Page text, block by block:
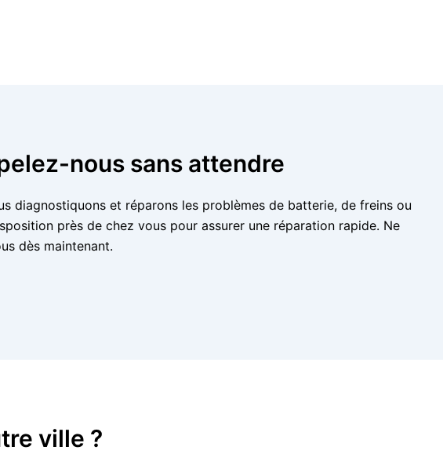
nous sans attendre
diagnostiquons et réparons les problèmes de batterie, de freins ou
près de chez vous pour assurer une réparation rapide. Ne
dès maintenant.
ville ?